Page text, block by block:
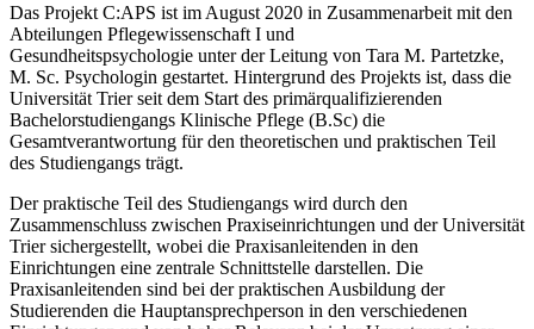
Das Projekt C:APS ist im August 2020 in Zusammenarbeit mit den
Abteilungen Pflegewissenschaft I und
Gesundheitspsychologie unter der Leitung von Tara M. Partetzke,
M. Sc. Psychologin gestartet. Hintergrund des Projekts ist, dass die
Universität Trier seit dem Start des primärqualifizierenden
Bachelorstudiengangs Klinische Pflege (B.Sc) die
Gesamtverantwortung für den theoretischen und praktischen Teil
des Studiengangs trägt.
Der praktische Teil des Studiengangs wird durch den
Zusammenschluss zwischen Praxiseinrichtungen und der Universität
Trier sichergestellt, wobei die Praxisanleitenden in den
Einrichtungen eine zentrale Schnittstelle darstellen. Die
Praxisanleitenden sind bei der praktischen Ausbildung der
Studierenden die Hauptansprechperson in den verschiedenen